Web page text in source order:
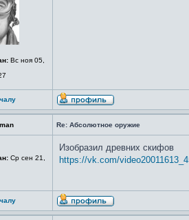
Вс ноя 05,
Re: Абсолютное оружие
Ср сен 21,
Изобразил древних скифов
https://vk.com/